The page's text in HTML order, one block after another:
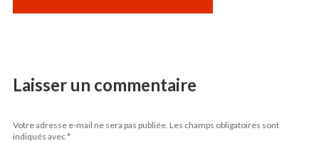
Laisser un commentaire
Votre adresse e-mail ne sera pas publiée. Les champs obligatoires sont
indiqués avec*